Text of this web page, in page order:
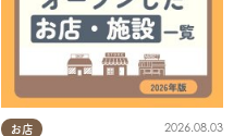
お店 2026.08.03